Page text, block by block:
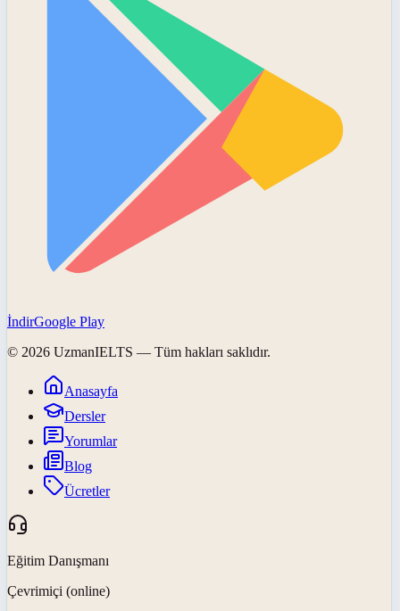
İndirGoogle Play
© 2026 UzmanIELTS — Tüm hakları saklıdır.
Anasayfa
Dersler
Yorumlar
Blog
Ücretler
Eğitim Danışmanı
Çevrimiçi (online)